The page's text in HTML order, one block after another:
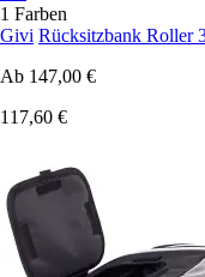
1 Farben
Givi Rücksitzbank Roller
Ab 147,00 €
117,60 €